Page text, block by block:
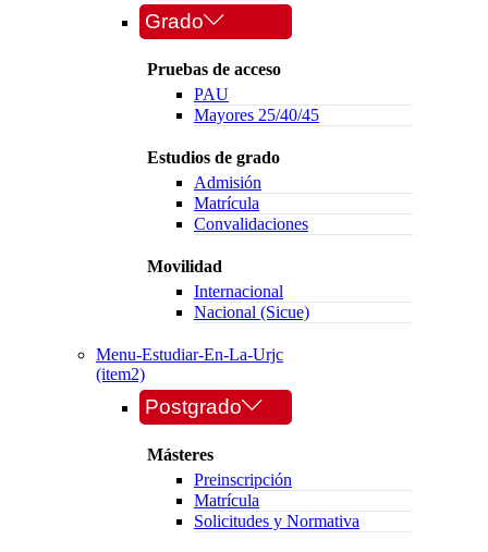
Grado
Pruebas de acceso
PAU
Mayores 25/40/45
Estudios de grado
Admisión
Matrícula
Convalidaciones
Movilidad
Internacional
Nacional (Sicue)
Menu-Estudiar-En-La-Urjc
(item2)
Postgrado
Másteres
Preinscripción
Matrícula
Solicitudes y Normativa